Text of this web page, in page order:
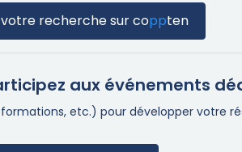
recherche surcoppten
aux événements
etc.) pour développer votre